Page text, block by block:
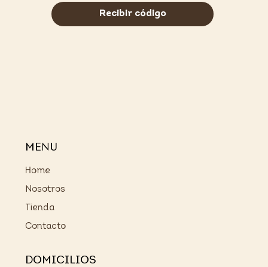
Recibir código
MENU
Home
Nosotros
Tienda
Contacto
DOMICILIOS